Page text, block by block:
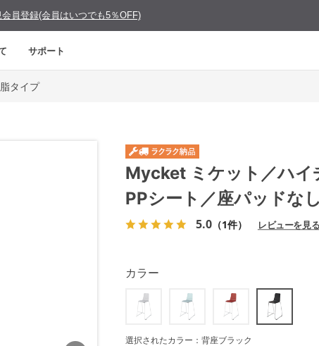
会員登録(会員はいつでも5％OFF)
サポート
タイプ
Mycket ミケット／ハイ
PPシート／座パッドな
5.0 （1件） レビューを見る
カラー
選択されたカラー：背座ブラック